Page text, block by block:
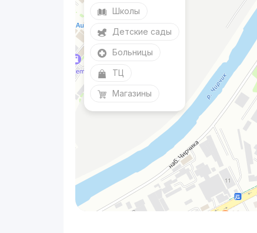
Школы
Детские сады
Больницы
ТЦ
Магазины